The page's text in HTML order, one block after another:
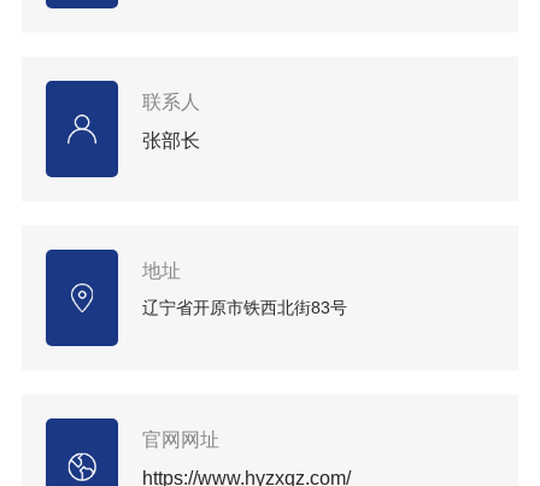
联系人
张部长
地址
辽宁省开原市铁西北街83号
官网网址
https://www.hyzxqz.com/